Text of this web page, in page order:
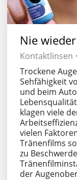
Nie
Kontaktlinsen
Trockene
Sehfähigkeit
und beim
klagen viele
vielen
Tränenfilms
zu
der